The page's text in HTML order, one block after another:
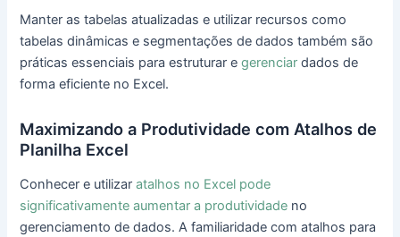
Manter as tabelas atualizadas e utilizar recursos como
tabelas dinâmicas e segmentações de dados também são
práticas essenciais para estruturar egerenciar dados de
forma eficiente no Excel.
Maximizando a Produtividade com Atalhos de
Planilha Excel
Conhecer e utilizaratalhos no Excel pode
significativamente aumentar a produtividade no
gerenciamento de dados. A familiaridade com atalhos para